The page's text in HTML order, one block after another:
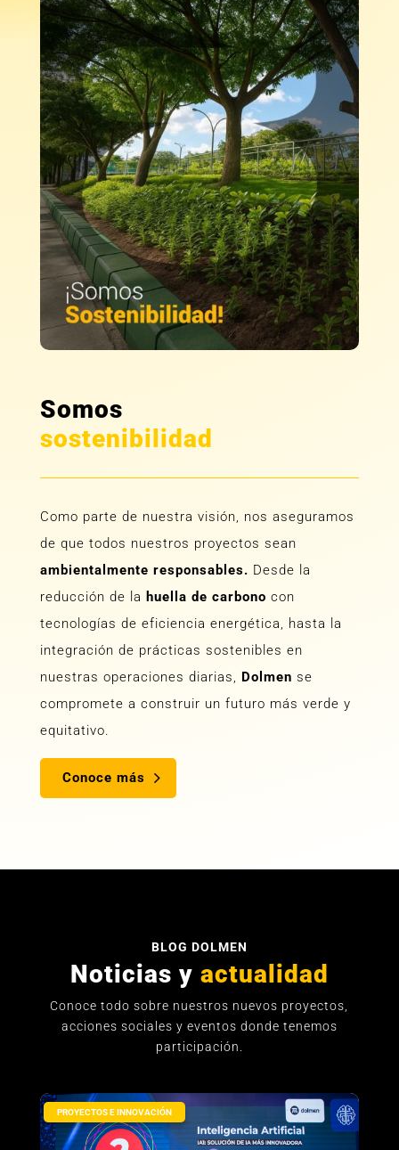
Somos
sostenibilidad
Como parte de nuestra visión, nos aseguramos
de que todos nuestros proyectos sean
ambientalmente responsables. Desde la
reducción de la huella de carbono con
tecnologías de eficiencia energética, hasta la
integración de prácticas sostenibles en
nuestras operaciones diarias, Dolmen se
compromete a construir un futuro más verde y
equitativo.
Conoce más
BLOG DOLMEN
Noticias y actualidad
Conoce todo sobre nuestros nuevos proyectos,
acciones sociales y eventos donde tenemos
participación.
PROYECTOS E INNOVACIÓN